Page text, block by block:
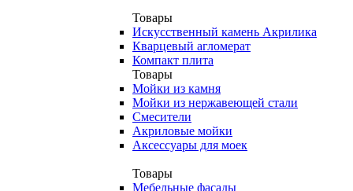
Товары
Искусственный камень Акрилика
Кварцевый агломерат
Компакт плита
Товары
Мойки из камня
Мойки из нержавеющей стали
Смесители
Акриловые мойки
Аксессуары для моек
Товары
Мебельные фасады